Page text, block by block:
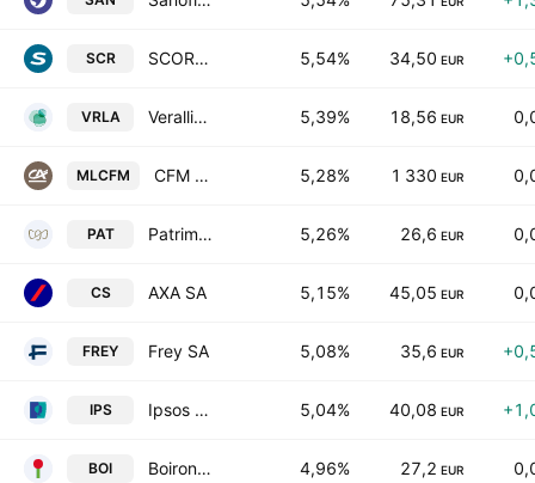
SCR SCOR SE 5,54% 34,50 EUR
VRLA Verallia SAS 5,39% 18,56 EUR
MLCFM CFM Indosuez Wealth SA 5,28% 1 330 EUR
PAT Patrimoine et Commerce 5,26% 26,6 EUR
CS AXA SA 5,15% 45,05 EUR
FREY Frey SA 5,08% 35,6 EUR
IPS Ipsos SA 5,04% 40,08 EUR
BOI Boiron SA 4,96% 27,2 EUR